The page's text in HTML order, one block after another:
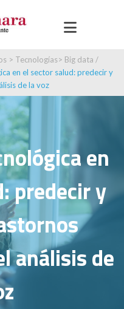
> Tecnologías> Big data /
en el sector salud: predecir y
de la voz
en
predecir y
análisis de